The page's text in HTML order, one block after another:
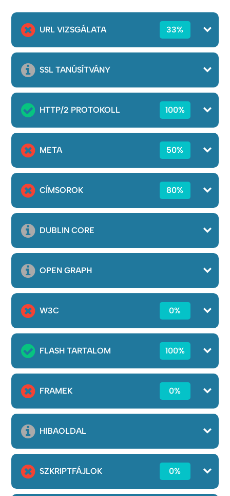
URL VIZSGÁLATA 33%
SSL TANÚSÍTVÁNY
HTTP/2 PROTOKOLL 100%
META 50%
CÍMSOROK 80%
DUBLIN CORE
OPEN GRAPH
W3C 0%
FLASH TARTALOM 100%
FRAMEK 0%
HIBAOLDAL
SZKRIPTFÁJLOK 0%